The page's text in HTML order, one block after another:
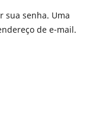
sua senha. Uma
de e-mail.